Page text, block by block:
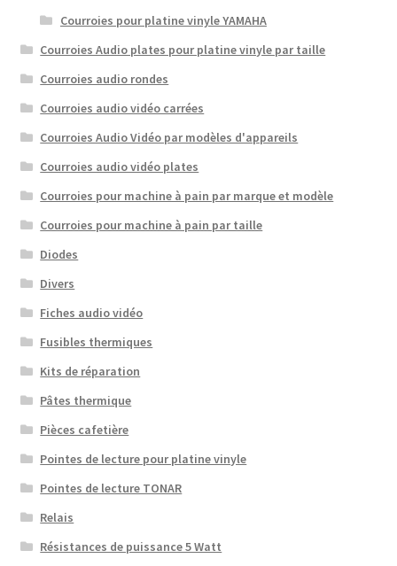
Courroies pour platine vinyle YAMAHA
Courroies Audio plates pour platine vinyle par taille
Courroies audio rondes
Courroies audio vidéo carrées
Courroies Audio Vidéo par modèles d'appareils
Courroies audio vidéo plates
Courroies pour machine à pain par marque et modèle
Courroies pour machine à pain par taille
Diodes
Divers
Fiches audio vidéo
Fusibles thermiques
Kits de réparation
Pâtes thermique
Pièces cafetière
Pointes de lecture pour platine vinyle
Pointes de lecture TONAR
Relais
Résistances de puissance 5 Watt